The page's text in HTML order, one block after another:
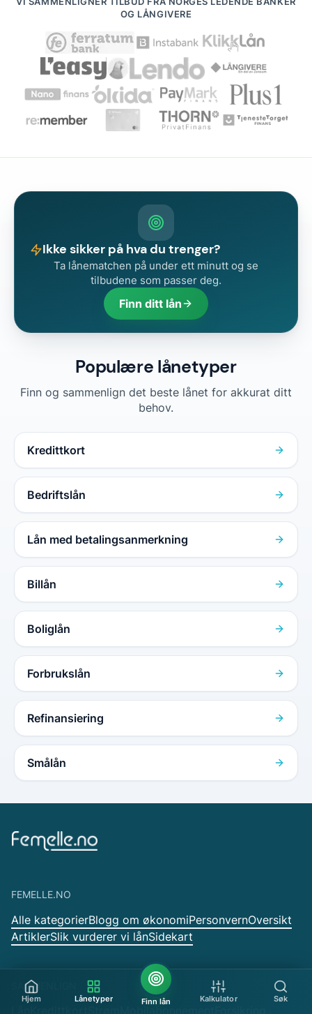
OG LÅNGIVERE
Ikke sikker på hva du trenger?
Ta lånematchen på under ett minutt og se
tilbudene som passer deg.
Finn ditt lån
Populære lånetyper
Finn og sammenlign det beste lånet for akkurat ditt
behov.
Kredittkort
Bedriftslån
Lån med betalingsanmerkning
Billån
Boliglån
Forbrukslån
Refinansiering
Smålån
FEMELLE.NO
Alle kategorierBlogg om økonomiPersonvernOversikt
ArtiklerSlik vurderer vi lånSidekart
SAMMENLIGN
Hjem Lånetyper Finn lån Kalkulator Søk